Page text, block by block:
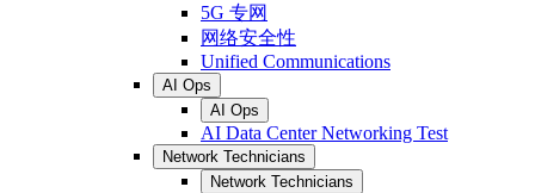
5G 专网
网络安全性
Unified Communications
AI Ops
AI Ops
AI Data Center Networking Test
Network Technicians
Network Technicians